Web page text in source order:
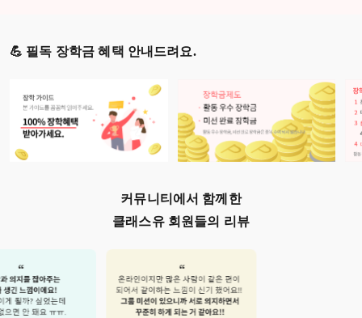
💪 필독 장학금 혜택 안내드려요.
커뮤니티에서 함께한
클래스유 회원들의 리뷰